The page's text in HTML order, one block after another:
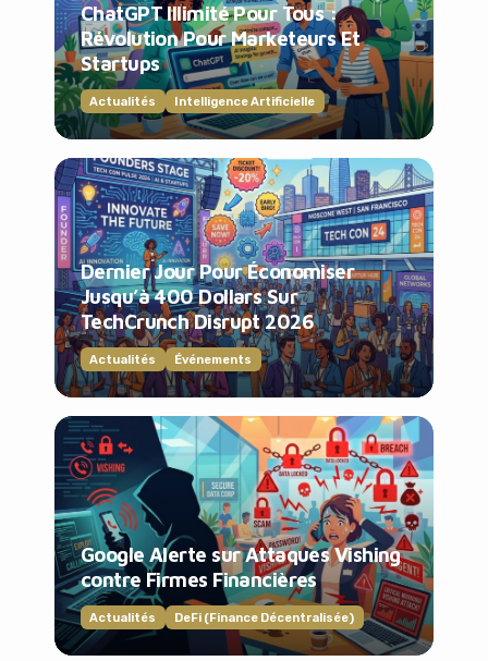
ChatGPT Illimité Pour Tous :
Révolution Pour Marketeurs Et
Startups
Actualités Intelligence Artificielle
Dernier Jour Pour Économiser
Jusqu’à 400 Dollars Sur
TechCrunch Disrupt 2026
Actualités Événements
Google Alerte sur Attaques Vishing
contre Firmes Financières
Actualités DeFi (Finance Décentralisée)